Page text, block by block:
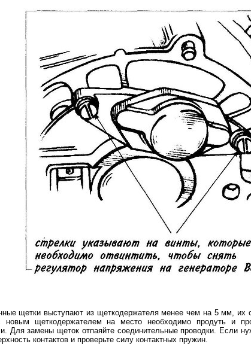
щетки выступают из щеткодержателя менее чем на 5 мм, их
новым щеткодержателем на место необходимо продуть и
Для замены щеток отпаяйте соединительные проводки. Если
контактов и проверьте силу контактных пружин.